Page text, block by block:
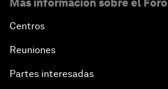
Más información sobre el Foro
Centros
Reuniones
Partes interesadas